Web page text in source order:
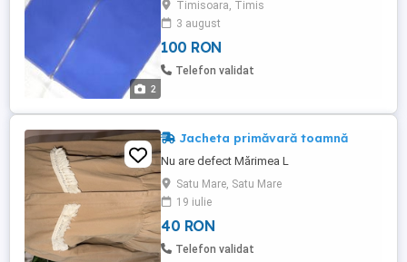
2
Timisoara, Timis
3 august
100 RON
Telefon validat
Jacheta primăvară toamnă
Nu are defect Mărimea L
Satu Mare, Satu Mare
19 iulie
40 RON
Telefon validat